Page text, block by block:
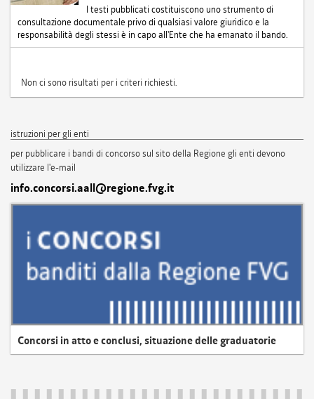
I testi pubblicati costituiscono uno strumento di
consultazione documentale privo di qualsiasi valore giuridico e la
responsabilità degli stessi è in capo all'Ente che ha emanato il bando.
Non ci sono risultati per i criteri richiesti.
istruzioni per gli enti
per pubblicare i bandi di concorso sul sito della Regione gli enti devono
utilizzare l'e-mail
info.concorsi.aall@regione.fvg.it
Concorsi in atto e conclusi, situazione delle graduatorie